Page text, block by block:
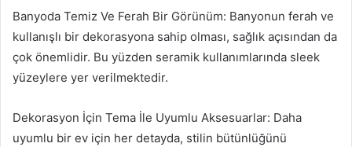
Banyoda Temiz Ve Ferah Bir Görünüm: Banyonun ferah ve
kullanışlı bir dekorasyona sahip olması, sağlık açısından da
çok önemlidir. Bu yüzden seramik kullanımlarında sleek
yüzeylere yer verilmektedir.
Dekorasyon İçin Tema İle Uyumlu Aksesuarlar: Daha
uyumlu bir ev için her detayda, stilin bütünlüğünü